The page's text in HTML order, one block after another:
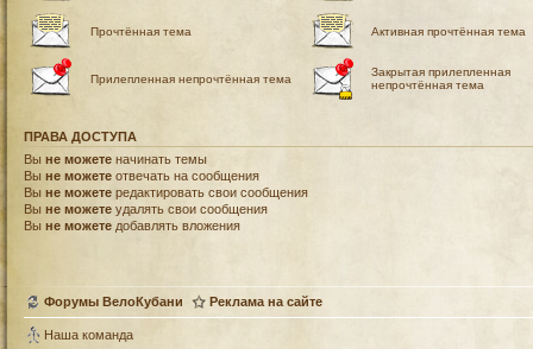
Прочтённая тема Активная прочтённая тема
Прилепленная непрочтённая тема
Закрытая прилепленная
непрочтённая тема
ПРАВА ДОСТУПА
Вы не можете начинать темы
Вы не можете отвечать на сообщения
Вы не можете редактировать свои сообщения
Вы не можете удалять свои сообщения
Вы не можете добавлять вложения
Форумы ВелоКубани Реклама на сайте
Наша команда